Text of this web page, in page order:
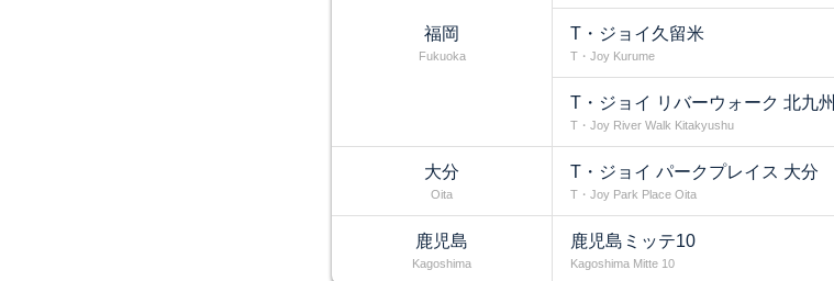
福岡
Fukuoka
T・ジョイ久留米
T・Joy Kurume
T・ジョイ リバーウォーク 北九州
T・Joy River Walk Kitakyushu
大分
Oita
T・ジョイ パークプレイス 大分
T・Joy Park Place Oita
鹿児島
Kagoshima
鹿児島ミッテ10
Kagoshima Mitte 10